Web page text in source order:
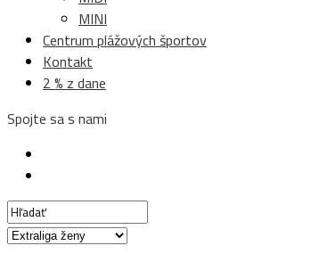
MINI
Centrum plážových športov
Kontakt
2 % z dane
Spojte sa s nami